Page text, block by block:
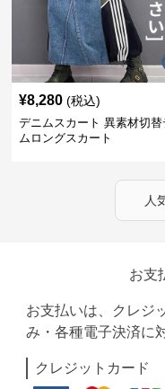
¥8,280 (税込)
デニムスカート 異素材切替
ムロングスカート
人
お支
お支払いは、クレジ
み・各種電子決済に
クレジットカード